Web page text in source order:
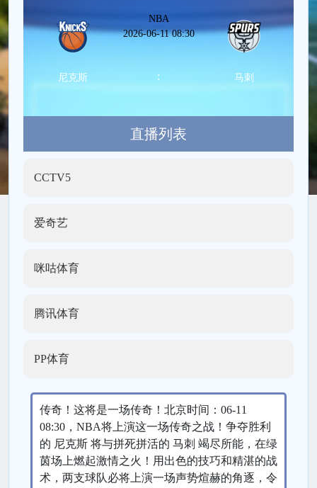
NBA
2026-06-11 08:30
尼克斯 : 马刺
直播列表
CCTV5
爱奇艺
咪咕体育
腾讯体育
PP体育
传奇！这将是一场传奇！北京时间：06-11
08:30，NBA将上演这一场传奇之战！争夺胜利
的 尼克斯 将与拼死拼活的 马刺 竭尽所能，在绿
茵场上燃起激情之火！用出色的技巧和精湛的战
术，两支球队必将上演一场声势煊赫的角逐，令